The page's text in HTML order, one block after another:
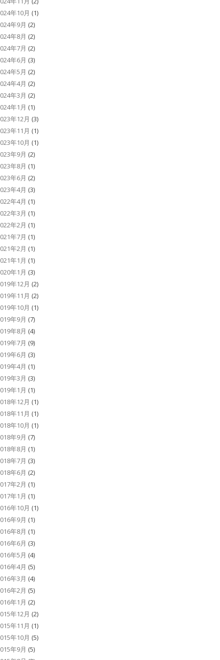
年10月 (1)
年9月 (2)
年8月 (2)
年7月 (2)
年6月 (3)
年5月 (2)
年4月 (2)
年3月 (2)
年1月 (1)
年12月 (3)
年11月 (1)
年10月 (1)
年9月 (2)
年8月 (1)
年6月 (2)
年4月 (3)
年4月 (1)
年3月 (1)
年2月 (1)
年7月 (1)
年2月 (1)
年1月 (1)
年1月 (3)
年12月 (2)
年11月 (2)
年10月 (1)
年9月 (7)
年8月 (4)
年7月 (9)
年6月 (3)
年4月 (1)
年3月 (3)
年1月 (1)
年12月 (1)
年11月 (1)
年10月 (1)
年9月 (7)
年8月 (1)
年7月 (3)
年6月 (2)
年2月 (1)
年1月 (1)
年10月 (1)
年9月 (1)
年8月 (1)
年6月 (3)
年5月 (4)
年4月 (5)
年3月 (4)
年2月 (5)
年1月 (2)
年12月 (2)
年11月 (1)
年10月 (5)
年9月 (5)